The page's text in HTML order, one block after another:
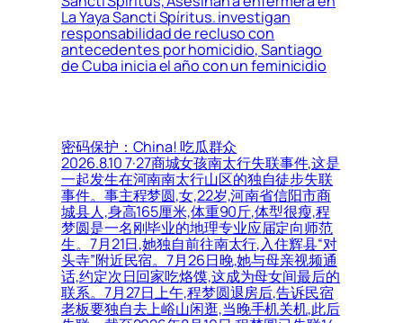
La Yaya Sancti Spíritus. investigan
responsabilidad de recluso con
antecedentes por homicidio, Santiago
de Cuba inicia el año con un feminicidio
密码保护：China! 吃瓜群众
2026.8.10 7·27商城女孩南太行失联事件,这是
一起发生在河南南太行山区的独自徒步失联
事件。事主程梦圆,女,22岁,河南省信阳市商
城县人,身高165厘米,体重90斤,体型很瘦,程
梦圆是一名刚毕业的地理专业应届定向师范
生。7月21日,她独自前往南太行,入住辉县“对
头寺”附近民宿。7月26日晚,她与母亲视频通
话,约定次日回家吃烙馍,这成为母女间最后的
联系。7月27日上午,程梦圆退房后,告诉民宿
老板要独自去上峪山闲逛,当晚手机关机,此后